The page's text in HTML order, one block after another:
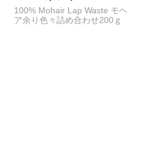
100% Mohair Lap Waste モヘ
ア余り色々詰め合わせ200ｇ